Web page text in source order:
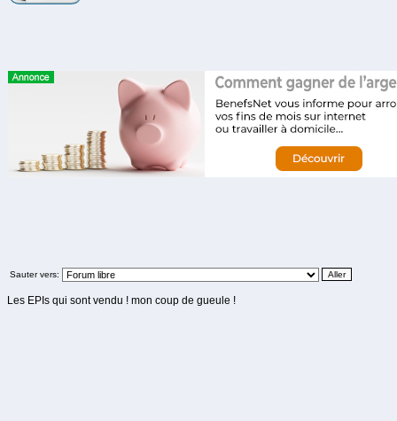
Sauter vers:
Les EPIs qui sont vendu ! mon coup de gueule !